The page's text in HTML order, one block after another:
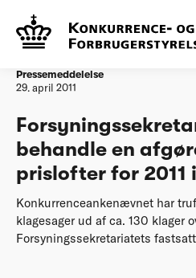
Forside
prislofter for 2011 igen
Pressemeddelelse
29. april 2011
behandle en
prislofter for 2011
Konkurrenceankenævnet har
klagesager ud af ca. 130 klager
Forsyningssekretariatets